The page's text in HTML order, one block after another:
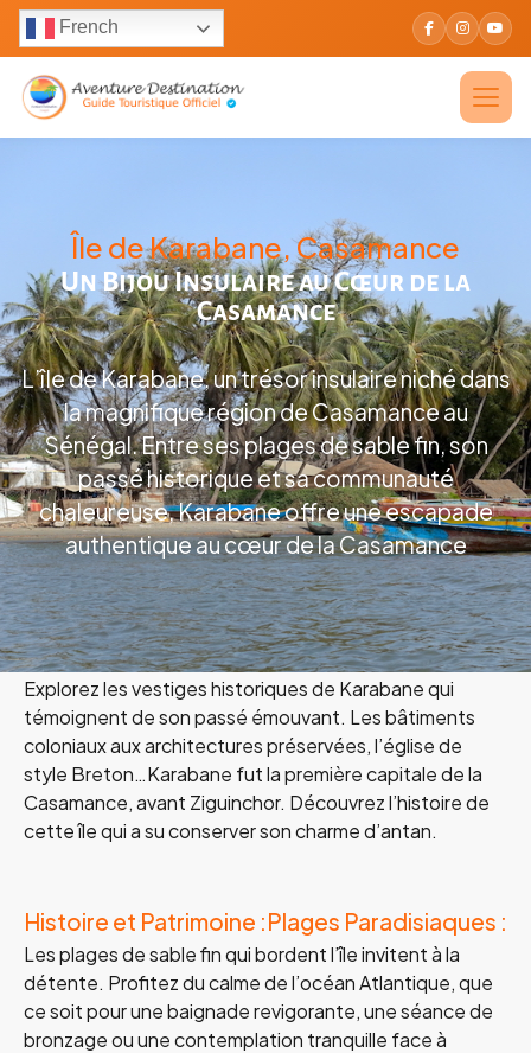
French
Île de Karabane, Casamance
Un Bijou Insulaire au Cœur de la
Casamance
L’île de Karabane, un trésor insulaire niché dans
la magnifique région de Casamance au
Sénégal. Entre ses plages de sable fin, son
passé historique et sa communauté
chaleureuse, Karabane offre une escapade
authentique au cœur de la Casamance
Explorez les vestiges historiques de Karabane qui
témoignent de son passé émouvant. Les bâtiments
coloniaux aux architectures préservées, l’église de
style Breton…Karabane fut la première capitale de la
Casamance, avant Ziguinchor. Découvrez l’histoire de
cette île qui a su conserver son charme d’antan.
Histoire et Patrimoine :Plages Paradisiaques :
Les plages de sable fin qui bordent l’île invitent à la
détente. Profitez du calme de l’océan Atlantique, que
ce soit pour une baignade revigorante, une séance de
bronzage ou une contemplation tranquille face à